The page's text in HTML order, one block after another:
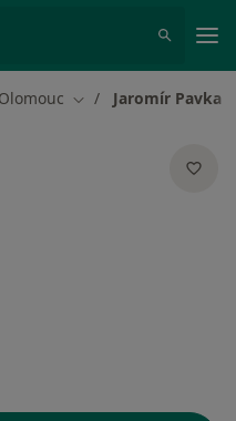
Olomouc Změna města
Jaromír Pavka